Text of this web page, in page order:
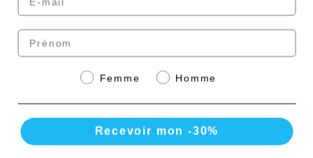
Prénom
GenreFemme Homme
Recevoir mon -30%